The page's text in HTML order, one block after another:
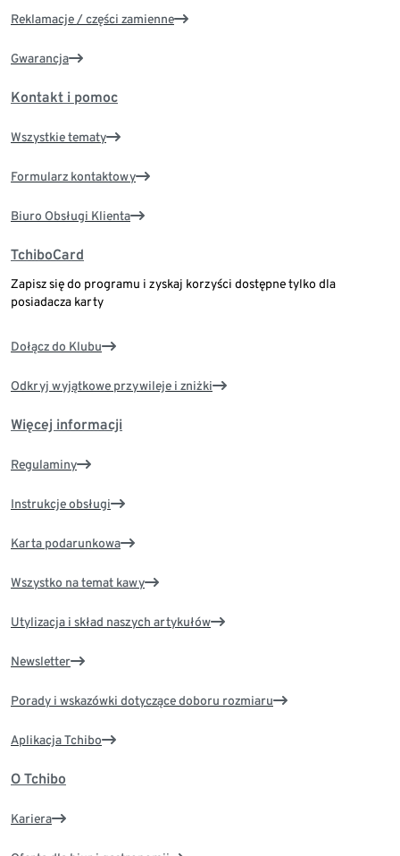
Reklamacje / części zamienne
Gwarancja
Kontakt i pomoc
Wszystkie tematy
Formularz kontaktowy
Biuro Obsługi Klienta
TchiboCard
Zapisz się do programu i zyskaj korzyści dostępne tylko dla
posiadacza karty
Dołącz do Klubu
Odkryj wyjątkowe przywileje i zniżki
Więcej informacji
Regulaminy
Instrukcje obsługi
Karta podarunkowa
Wszystko na temat kawy
Utylizacja i skład naszych artykułów
Newsletter
Porady i wskazówki dotyczące doboru rozmiaru
Aplikacja Tchibo
O Tchibo
Kariera